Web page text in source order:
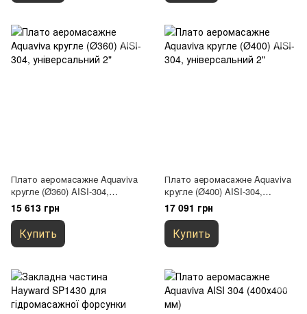
Плато аеромасажне Aquaviva
кругле (Ø360) AISI-304,
універсальний 2"
15 613 грн
Купить
Плато аеромасажне Aquaviva
кругле (Ø400) AISI-304,
універсальний 2"
17 091 грн
Купить